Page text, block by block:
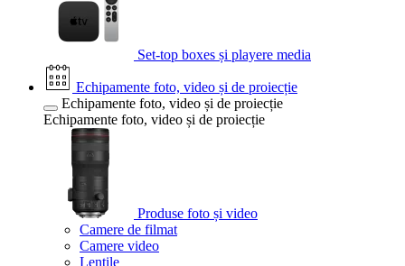
Set-top boxes și playere media
Echipamente foto, video și de proiecție
Echipamente foto, video și de proiecție
Echipamente foto, video și de proiecție
Produse foto și video
Camere de filmat
Camere video
Lentile